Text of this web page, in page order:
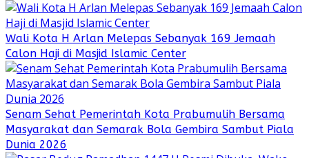
Wali Kota H Arlan Melepas Sebanyak 169 Jemaah
Calon Haji di Masjid Islamic Center
Senam Sehat Pemerintah Kota Prabumulih Bersama
Masyarakat dan Semarak Bola Gembira Sambut Piala
Dunia 2026